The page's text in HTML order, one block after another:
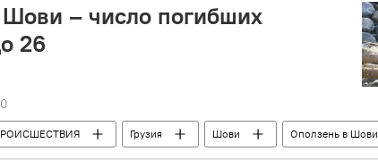
Шови – число погибших
26
Грузия Шови Оползень в Шови